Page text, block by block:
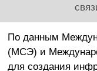
По данным
(МСЭ) и
для создания